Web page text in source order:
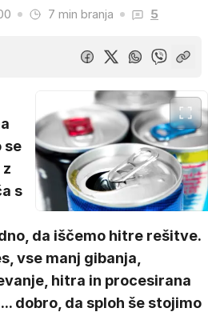
7 min branja 5
se
s
da iščemo hitre rešitve.
vse manj gibanja,
hitra in procesirana
dobro, da sploh še stojimo